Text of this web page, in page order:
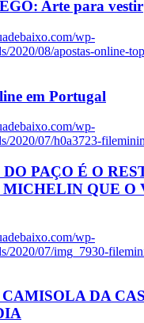
Arte para vestir
wp-
2020/08/apostas-online-
em Portugal
wp-
2020/07/h0a3723-
PAÇO É O
QUE O
wp-
2020/07/img_7930-
DA